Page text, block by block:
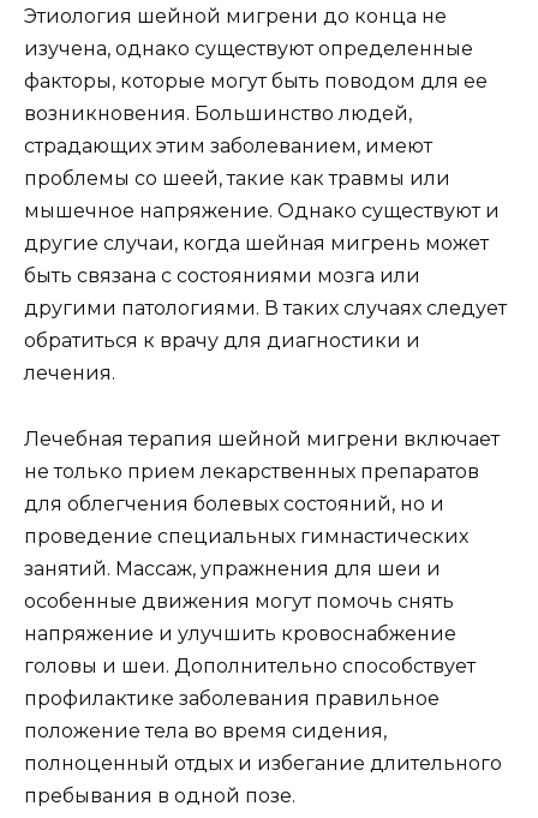
Этиология шейной мигрени до конца не
изучена, однако существуют определенные
факторы, которые могут быть поводом для ее
возникновения. Большинство людей,
страдающих этим заболеванием, имеют
проблемы со шеей, такие как травмы или
мышечное напряжение. Однако существуют и
другие случаи, когда шейная мигрень может
быть связана с состояниями мозга или
другими патологиями. В таких случаях следует
обратиться к врачу для диагностики и
лечения.
Лечебная терапия шейной мигрени включает
не только прием лекарственных препаратов
для облегчения болевых состояний, но и
проведение специальных гимнастических
занятий. Массаж, упражнения для шеи и
особенные движения могут помочь снять
напряжение и улучшить кровоснабжение
головы и шеи. Дополнительно способствует
профилактике заболевания правильное
положение тела во время сидения,
полноценный отдых и избегание длительного
пребывания в одной позе.